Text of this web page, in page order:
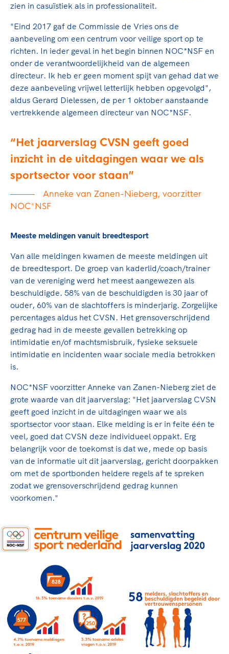
Sport gaat niet vanzelf
Sport verenigt. Op sportclubs, pleintjes, tijdens
een rondje fietsen, door samen te skaten of naar
de sportschool te gaan. Door samen te juichen
voor Sifan Hassan, Rico Verhoeven, Diede de
Groot en het Nederlands Elftal. Of met trots te
genieten van de karatewedstrijd van je dochter,
de halve marathon van je moeder of de
Lees verder
High5 Stappenplan
Ruimte voor sport
Clubondersteuning
Beroepskrachten
Samen voor een veilige
sportomgeving
langs de lijn, in de kleedkamer, kantine en online?
En wat mag vooral niet? Een gedragscode geeft
hier richting aan en is dus een belangrijk
onderdeel van het clubbeleid rondom gewenst en
Lees verder
Top teamsportcompetities
De TeamNL Academie
De TeamNL Academie biedt een leer- en
ontwikkelprogramma voor de volgende functies
binnen TeamNL programma's: experts, coaches,
bestuurders, (technisch) directeuren, managers en
toekomstig kader.
Lees verder
zien in casuïstiek als in professionaliteit.
"Eind 2017 gaf de Commissie de Vries ons de
aanbeveling om een centrum voor veilige sport op te
richten. In ieder geval in het begin binnen NOC*NSF en
onder de verantwoordelijkheid van de algemeen
directeur. Ik heb er geen moment spijt van gehad dat we
deze aanbeveling vrijwel letterlijk hebben opgevolgd",
aldus Gerard Dielessen, de per 1 oktober aanstaande
vertrekkende algemeen directeur van NOC*NSF.
Het jaarverslag CVSN geeft goed
inzicht in de uitdagingen waar we als
sportsector voor staan
Anneke van Zanen-Nieberg, voorzitter
NOC*NSF
Meeste meldingen vanuit breedtesport
Van alle meldingen kwamen de meeste meldingen uit
de breedtesport. De groep van kaderlid/coach/trainer
van de vereniging werd het meest aangewezen als
beschuldigde. 58% van de beschuldigden is 30 jaar of
ouder, 60% van de slachtoffers is minderjarig. Zorgelijke
percentages aldus het CVSN. Het grensoverschrijdend
gedrag had in de meeste gevallen betrekking op
intimidatie en/of machtsmisbruik, fysieke seksuele
intimidatie en incidenten waar sociale media betrokken
is.
NOC*NSF voorzitter Anneke van Zanen-Nieberg ziet de
grote waarde van dit jaarverslag: "Het jaarverslag CVSN
geeft goed inzicht in de uitdagingen waar we als
sportsector voor staan. Elke melding is er in feite één te
veel, goed dat CVSN deze individueel oppakt. Erg
belangrijk voor de toekomst is dat we, mede op basis
van de informatie uit dit jaarverslag, gericht doorpakken
om met de sportbonden heldere regels af te spreken
zodat we grensoverschrijdend gedrag kunnen
voorkomen."